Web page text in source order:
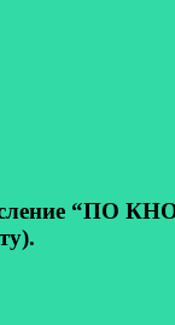
“ПО